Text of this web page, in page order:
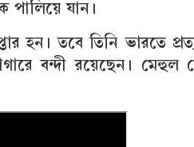
পালিয়ে যান।
হন। তবে তিনি ভারতে
বন্দী রয়েছেন। মেহুল